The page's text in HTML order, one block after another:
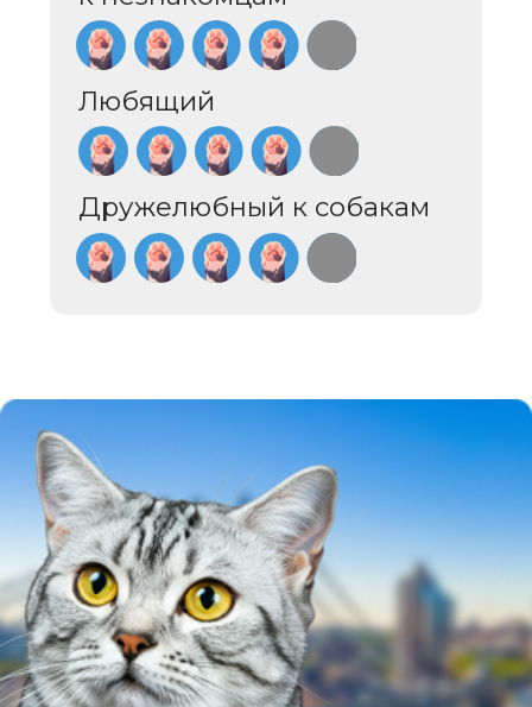
с первыми европейскими
поселенцами и сразу начали
адаптироваться к суровым
условиям новой земли. Кошки
с короткой шерстью были
полезными для борьбы с мышами
и крысами на фермах и складах.
В начале 20 века порода начала
приобретать популярность
как домашнее животное благодаря
своему характеру и внешнему виду.
Американская короткошерстная
кошка была официально признана
американской кошачьей культуры
и самостоятельности.
ВНЕШНИЙ ВИД
АМЕРИКАНСКОЙ
КОРОТКОШЕРСТ-
НОЙ КОШКИ